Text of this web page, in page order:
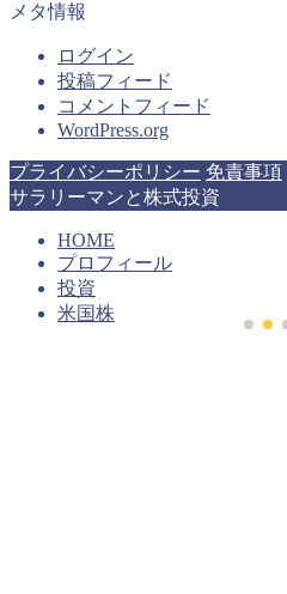
メタ情報
ログイン
投稿フィード
コメントフィード
WordPress.org
プライバシーポリシー 免責事項
サラリーマンと株式投資
HOME
プロフィール
投資
米国株